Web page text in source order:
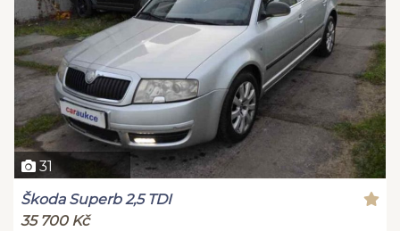
31
Škoda Superb 2,5 TDI
35 700 Kč